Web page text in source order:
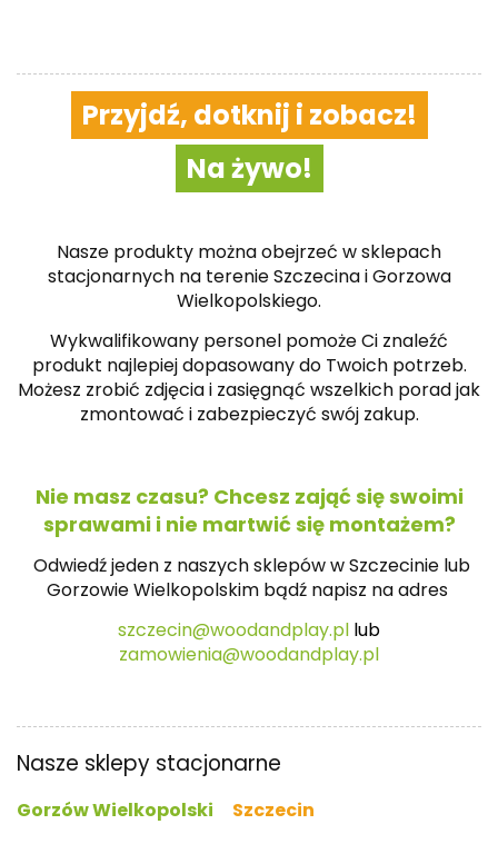
Przyjdź, dotknij i zobacz!
Na żywo!
Nasze produkty można obejrzeć w sklepach
stacjonarnych na terenie Szczecina i Gorzowa
Wielkopolskiego.
Wykwalifikowany personel pomoże Ci znaleźć
produkt najlepiej dopasowany do Twoich potrzeb.
Możesz zrobić zdjęcia i zasięgnąć wszelkich porad jak
zmontować i zabezpieczyć swój zakup.
Nie masz czasu? Chcesz zająć się swoimi
sprawami i nie martwić się montażem?
Odwiedź jeden z naszych sklepów w Szczecinie lub
Gorzowie Wielkopolskim bądź napisz naadres
szczecin@woodandplay.pl lub
zamowienia@woodandplay.pl
Nasze sklepy stacjonarne
Gorzów Wielkopolski Szczecin